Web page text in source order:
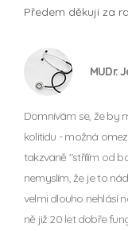
Předem děkuji za
MUDr.
Domnívám se, že by
kolitidu - možná
takzvaně "střílím od
nemyslím, že je to
velmi dlouho nehlásí
ně již 20 let dobře